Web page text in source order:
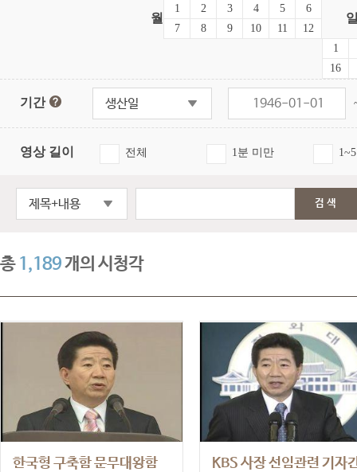
월
1 2 3 4 5
6
7
8 9 10 11 12
1
16
기간 생산일
영상 길이 전체 1분 미만
제목+내용 검색
총1,189개의 시청각
한국형 구축함 문무대왕함
KBS 사장 선임관련 기자